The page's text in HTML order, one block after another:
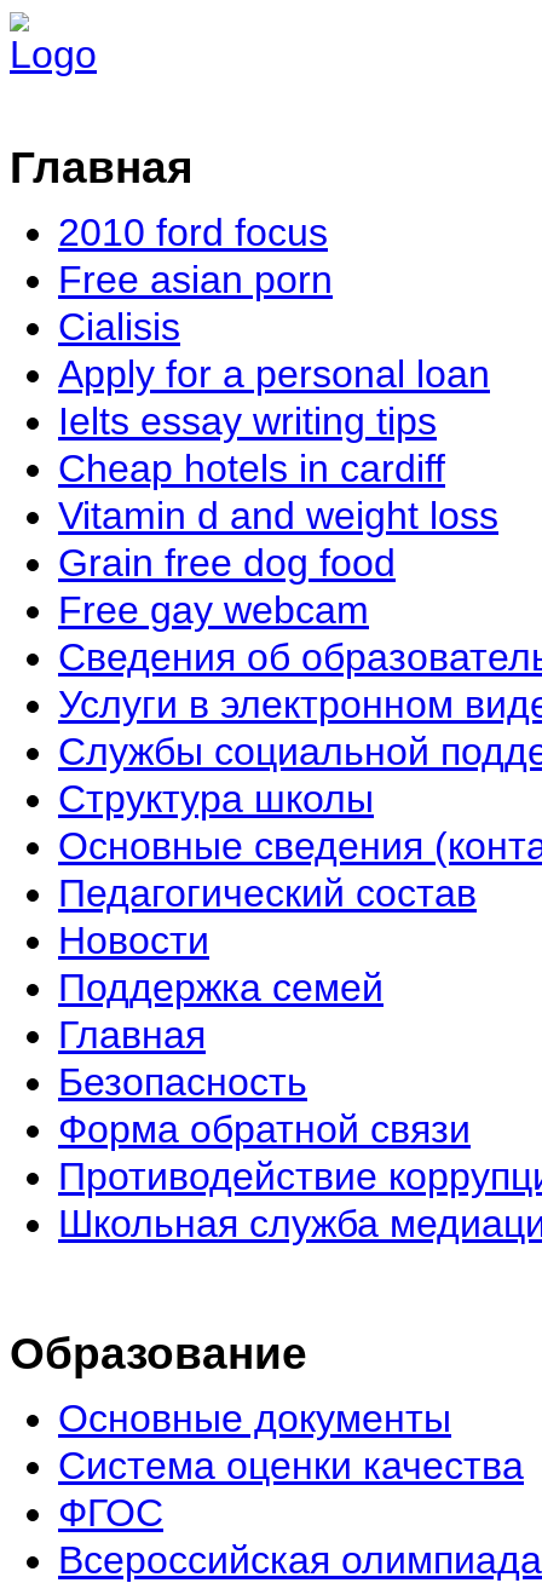
Главная
2010 ford focus
Free asian porn
Cialisis
Apply for a personal loan
Ielts essay writing tips
Cheap hotels in cardiff
Vitamin d and weight loss
Grain free dog food
Free gay webcam
Сведения об
Услуги в электронном
Службы социальной
Структура школы
Основные сведения
Педагогический состав
Новости
Поддержка семей
Главная
Безопасность
Форма обратной связи
Противодействие
Школьная служба
Образование
Основные документы
Система оценки качества
ФГОС
Всероссийская